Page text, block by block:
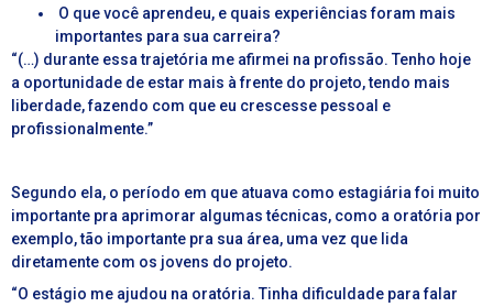
O que você aprendeu, e quais experiências foram mais
importantes para sua carreira?
“(…) durante essa trajetória me afirmei na profissão. Tenho hoje
a oportunidade de estar mais à frente do projeto, tendo mais
liberdade, fazendo com que eu crescesse pessoal e
profissionalmente.”
Segundo ela, o período em que atuava como estagiária foi muito
importante pra aprimorar algumas técnicas, como a oratória por
exemplo, tão importante pra sua área, uma vez que lida
diretamente com os jovens do projeto.
“O estágio me ajudou na oratória. Tinha dificuldade para falar